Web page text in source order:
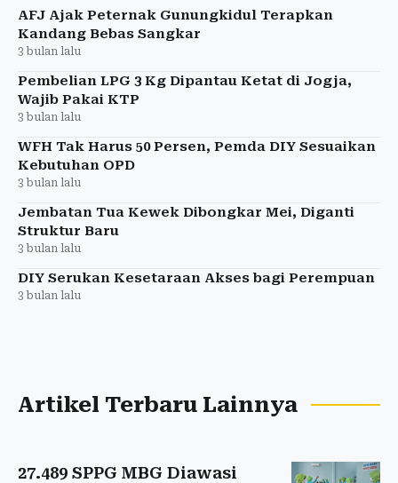
untuk atasi
AFJ Ajak Peternak Gunungkidul Terapkan
Kandang Bebas Sangkar
3 bulan lalu
Pembelian LPG 3 Kg Dipantau Ketat di Jogja,
Wajib Pakai KTP
3 bulan lalu
WFH Tak Harus 50 Persen, Pemda DIY Sesuaikan
Kebutuhan OPD
3 bulan lalu
Jembatan Tua Kewek Dibongkar Mei, Diganti
Struktur Baru
3 bulan lalu
DIY Serukan Kesetaraan Akses bagi Perempuan
3 bulan lalu
Artikel Terbaru Lainnya
27.489 SPPG MBG Diawasi